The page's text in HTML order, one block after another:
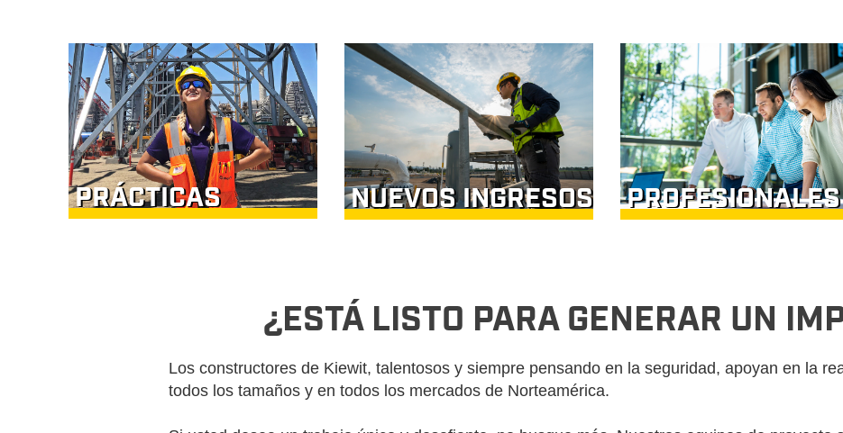
PRÁCTICAS NUEVOS INGRESOS PROFESIONALES
¿ESTÁ LISTO PARA GENERAR UN
Los constructores de Kiewit, talentosos y siempre pensando en la seguridad, apoyan en la
todos los tamaños y en todos los mercados de Norteamérica.